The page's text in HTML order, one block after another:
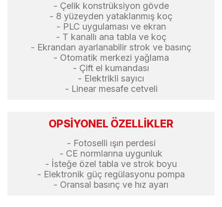
- Çelik konstrüksiyon gövde
- 8 yüzeyden yataklanmış koç
- PLC uygulaması ve ekran
- T kanallı ana tabla ve koç
- Ekrandan ayarlanabilir strok ve basınç
- Otomatik merkezi yağlama
- Çift el kumandası
- Elektrikli sayıcı
- Linear mesafe cetveli
OPSİYONEL ÖZELLİKLER
- Fotoselli ışın perdesi
- CE normlarına uygunluk
- İsteğe özel tabla ve strok boyu
- Elektronik güç regülasyonu pompa
- Oransal basınç ve hız ayarı